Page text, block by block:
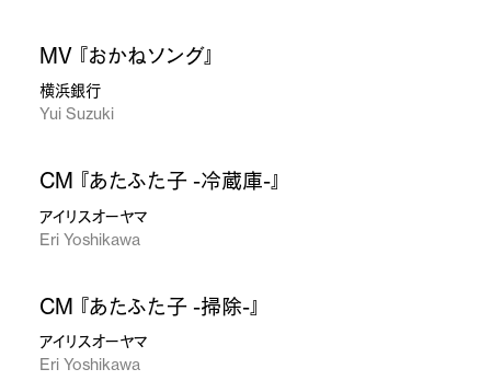
MV 『おかねソング』
横浜銀行
Yui Suzuki
CM 『あたふた子 -冷蔵庫-』
アイリスオーヤマ
Eri Yoshikawa
CM 『あたふた子 -掃除-』
アイリスオーヤマ
Eri Yoshikawa